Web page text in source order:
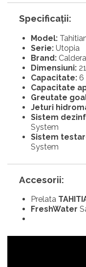
Specificații:
Model:
Serie: Utopia
Brand:
Dimensiuni:
Capacitate: 6
Capacitate
Greutate
Jeturi
Sistem
System
Sistem
System
Accesorii:
Prelata
FreshWater